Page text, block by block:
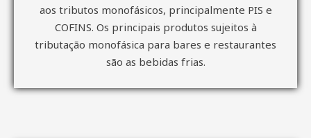
aos tributos monofásicos, principalmente PIS e
COFINS. Os principais produtos sujeitos à
tributação monofásica para bares e restaurantes
são as bebidas frias.